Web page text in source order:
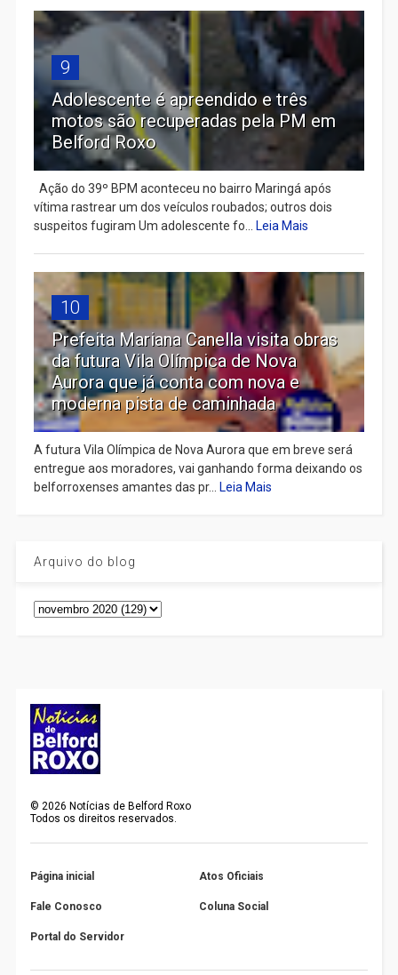
9
Adolescente é apreendido e três
motos são recuperadas pela PM em
Belford Roxo
Ação do 39º BPM aconteceu no bairro Maringá após
vítima rastrear um dos veículos roubados; outros dois
suspeitos fugiram Um adolescente fo...
Leia Mais
10
Prefeita Mariana Canella visita obras
da futura Vila Olímpica de Nova
Aurora que já conta com nova e
moderna pista de caminhada
A futura Vila Olímpica de Nova Aurora que em breve será
entregue aos moradores, vai ganhando forma deixando os
belforroxenses amantes das pr...
Leia Mais
Arquivo do blog
© 2026 Notícias de Belford Roxo
Todos os direitos reservados.
Página inicial Atos Oficiais
Fale Conosco Coluna Social
Portal do Servidor